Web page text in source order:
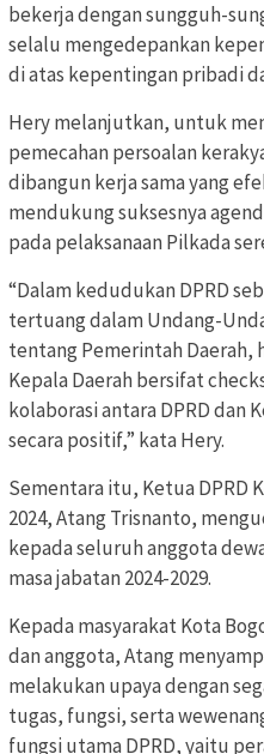
bekerja dengan sungguh-
selalu mengedepankan
di atas kepentingan pribadi
Hery melanjutkan, untuk
pemecahan persoalan
dibangun kerja sama yang
mendukung suksesnya
pada pelaksanaan Pilkada
“Dalam kedudukan DPRD
tertuang dalam Undang-
tentang Pemerintah Daerah,
Kepala Daerah bersifat
kolaborasi antara DPRD dan
secara positif,” kata Hery.
Sementara itu, Ketua DPRD
2024, Atang Trisnanto,
kepada seluruh anggota
masa jabatan 2024-2029.
Kepada masyarakat Kota
dan anggota, Atang
melakukan upaya dengan
tugas, fungsi, serta
fungsi utama DPRD, yaitu